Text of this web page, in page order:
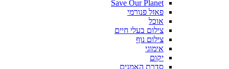
Save Our Planet
פאזל פנורמי
אוכל
צילום בעלי חיים
צילום נוף
אימוגי
יקום
סדרת האמנים